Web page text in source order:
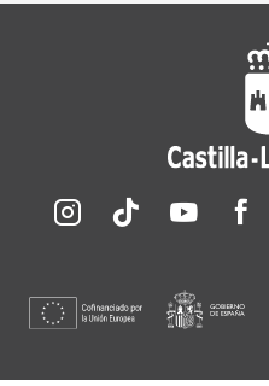
Redes sociales JCCM